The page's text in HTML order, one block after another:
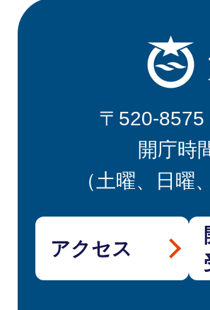
〒520-
開庁時
（土曜、日曜
アクセス